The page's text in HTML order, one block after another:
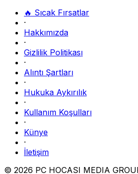
🔥 Sıcak Fırsatlar
·
Hakkımızda
·
Gizlilik Politikası
·
Alıntı Şartları
·
Hukuka Aykırılık
·
Kullanım Koşulları
·
Künye
·
İletişim
© 2026 PC HOCASI MEDIA